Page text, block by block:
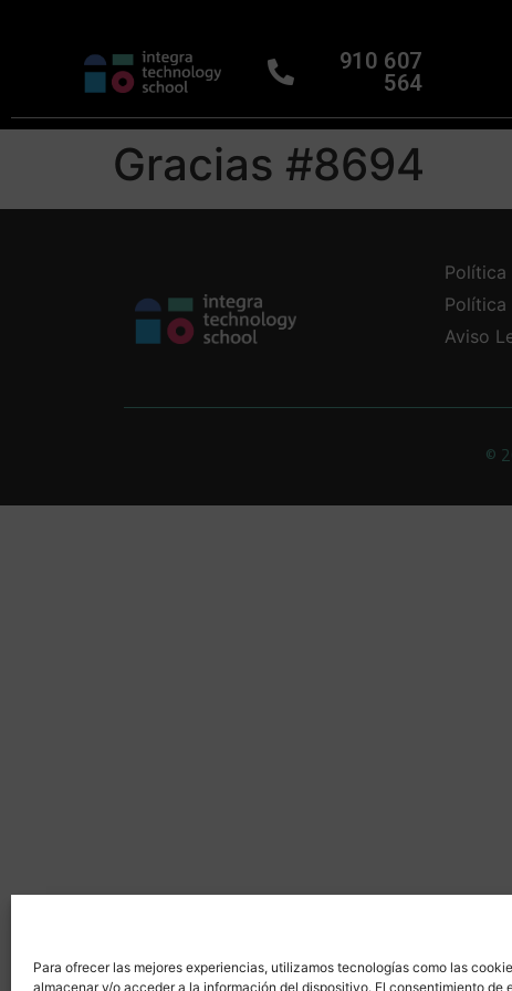
Para ofrecer las mejores experiencias, utilizamos tecnologías como las
almacenar y/o acceder a la información del dispositivo. El consentimiento de
910 607
564
Gracias #8694
Política
Política
Aviso
©